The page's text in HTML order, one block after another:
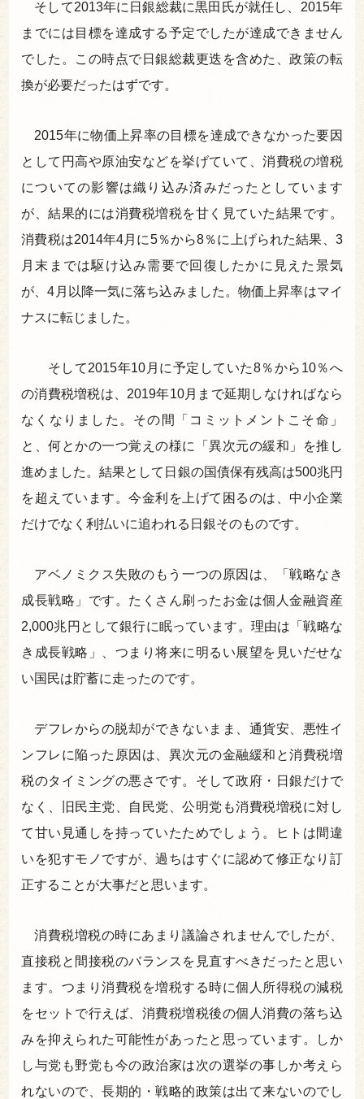
そして2013年に日銀総裁に黒田氏が就任し、2015年
までには目標を達成する予定でしたが達成できません
でした。この時点で日銀総裁更迭を含めた、政策の転
換が必要だったはずです。
2015年に物価上昇率の目標を達成できなかった要因
として円高や原油安などを挙げていて、消費税の増税
についての影響は織り込み済みだったとしています
が、結果的には消費税増税を甘く見ていた結果です。
消費税は2014年4月に5％から8％に上げられた結果、3
月末までは駆け込み需要で回復したかに見えた景気
が、4月以降一気に落ち込みました。物価上昇率はマイ
ナスに転じました。
そして2015年10月に予定していた8％から10％へ
の消費税増税は、2019年10月まで延期しなければなら
なくなりました。その間「コミットメントこそ命」
と、何とかの一つ覚えの様に「異次元の緩和」を推し
進めました。結果として日銀の国債保有残高は500兆円
を超えています。今金利を上げて困るのは、中小企業
だけでなく利払いに追われる日銀そのものです。
アベノミクス失敗のもう一つの原因は、「戦略なき
成長戦略」です。たくさん刷ったお金は個人金融資産
2,000兆円として銀行に眠っています。理由は「戦略な
き成長戦略」、つまり将来に明るい展望を見いだせな
い国民は貯蓄に走ったのです。
デフレからの脱却ができないまま、通貨安、悪性イ
ンフレに陥った原因は、異次元の金融緩和と消費税増
税のタイミングの悪さです。そして政府・日銀だけで
なく、旧民主党、自民党、公明党も消費税増税に対し
て甘い見通しを持っていたためでしょう。ヒトは間違
いを犯すモノですが、過ちはすぐに認めて修正なり訂
正することが大事だと思います。
消費税増税の時にあまり議論されませんでしたが、
直接税と間接税のバランスを見直すべきだったと思い
ます。つまり消費税を増税する時に個人所得税の減税
をセットで行えば、消費税増税後の個人消費の落ち込
みを抑えられた可能性があったと思っています。しか
し与党も野党も今の政治家は次の選挙の事しか考えら
れないので、長期的・戦略的政策は出て来ないのでし